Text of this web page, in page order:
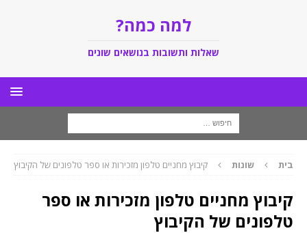
למה כמה?
שאלות ותשובות בנושאים שונים
בית שונות קיבוץ מחניים טלפון מזכירות או ספר טלפונים של הקיבוץ
קיבוץ מחניים טלפון מזכירות או ספר
טלפונים של הקיבוץ